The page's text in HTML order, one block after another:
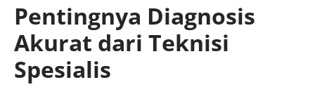
Pentingnya Diagnosis
Akurat dari Teknisi
Spesialis